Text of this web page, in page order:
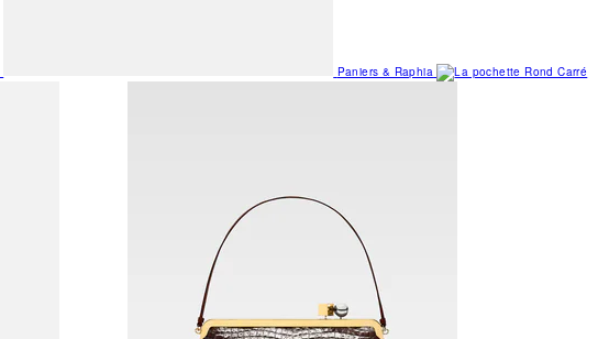
Paniers & Raphia